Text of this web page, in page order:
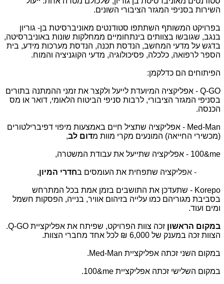
השירות בסניפי המגזר הציבורי השונים.
בפרויקט המשותף השתתפו סטודנטים מאוניברסיטת בן- גוריון
בנגב, שגובשו בצוותים בינתחומיים ממחלקות שונות באוניברסיטה,
בדגש על מדעי המחשב, הנדסת תכנה, הנדסת מערכות מידע, בית
הספר לרפואה, כלכלה, פסיכולוגיה, מדעי הקוגניציה והמוח.
הפיתוחים הם כדלקמן:
Q-GO - אפליקציה המיועדת לייעל ולקצר את זמני ההמתנה בתורים
בסניפי המגזר הציבורי, לרבות סניפי הביטוח הלאומי, דואר או מס
הכנסה.
Med-Man - אפליקציה שתציל חיים באמצעות מיפוי דפיברילטורים
(מכשירי החייאה) המונעים מקרי מוות מדום לב,
- 100&me אפליקציה שתייעל את עבודת המשטרה,
פליקציה שתפחית את העומסים בחדרי המיון,
Korepo - שתעדכן את התושבים בזמן אמת בכל המתרחש
בסביבת מגוריהם כמו עלייה בזיהום אוויר, בנייה, הפסקות חשמל
ומים ועוד.
במקום הראשון זכה צוות הפרויקט, שפיתח את אפליקציית Q-GO
.
הצוות זכה במענק של 6,000 ₪ לכל אחד מחברי הצוות.
במקום השני זכתה אפליקציית Med-Man
.
במקום השלישי זכתה אפליקציית 100&me
.